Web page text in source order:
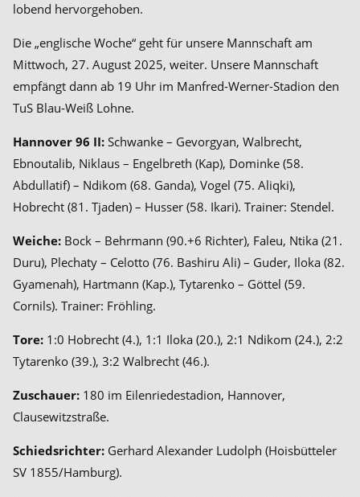
lobend hervorgehoben.
Die „englische Woche“ geht für unsere Mannschaft am
Mittwoch, 27. August 2025, weiter. Unsere Mannschaft
empfängt dann ab 19 Uhr im Manfred-Werner-Stadion den
TuS Blau-Weiß Lohne.
Hannover 96 II: Schwanke – Gevorgyan, Walbrecht,
Ebnoutalib, Niklaus – Engelbreth (Kap), Dominke (58.
Abdullatif) – Ndikom (68. Ganda), Vogel (75. Aliqki),
Hobrecht (81. Tjaden) – Husser (58. Ikari). Trainer: Stendel.
Weiche: Bock – Behrmann (90.+6 Richter), Faleu, Ntika (21.
Duru), Plechaty – Celotto (76. Bashiru Ali) – Guder, Iloka (82.
Gyamenah), Hartmann (Kap.), Tytarenko – Göttel (59.
Cornils). Trainer: Fröhling.
Tore: 1:0 Hobrecht (4.), 1:1 Iloka (20.), 2:1 Ndikom (24.), 2:2
Tytarenko (39.), 3:2 Walbrecht (46.).
Zuschauer: 180 im Eilenriedestadion, Hannover,
Clausewitzstraße.
Schiedsrichter: Gerhard Alexander Ludolph (Hoisbütteler
SV 1855/Hamburg).